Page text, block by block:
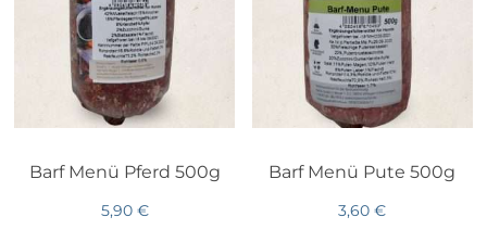
Barf Menü Pferd 500g
5,90 €
Barf Menü Pute 500g
3,60€